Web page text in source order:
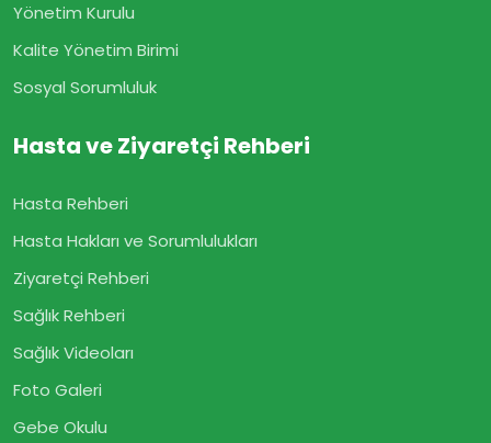
Yönetim Kurulu
Kalite Yönetim Birimi
Sosyal Sorumluluk
Hasta ve Ziyaretçi Rehberi
Hasta Rehberi
Hasta Hakları ve Sorumlulukları
Ziyaretçi Rehberi
Sağlık Rehberi
Sağlık Videoları
Foto Galeri
Gebe Okulu